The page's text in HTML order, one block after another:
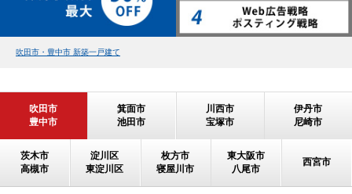
吹田市・豊中市 新築一戸建て
吹田市
豊中市
箕面市
池田市
川西市
宝塚市
伊丹市
尼崎市
茨木市
高槻市
淀川区
東淀川区
枚方市
寝屋川市
東大阪市
八尾市
西宮市